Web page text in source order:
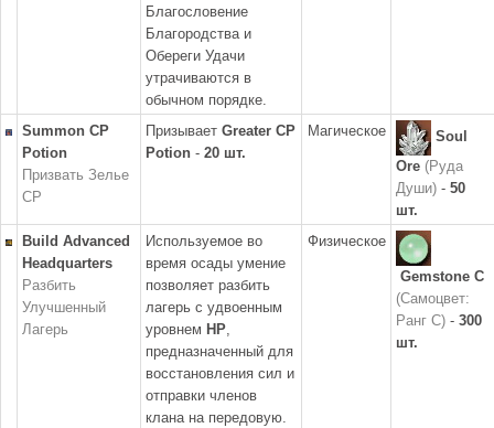
Благословение
Благородства и
Обереги Удачи
утрачиваются в
обычном порядке.
Summon CP
Potion
Призвать Зелье
CP
Призывает Greater CP
Potion - 20 шт.
Магическое
Soul
Ore (Руда
Души) - 50
шт.
Build Advanced
Headquarters
Разбить
Улучшенный
Лагерь
Используемое во
время осады умение
позволяет разбить
лагерь с удвоенным
уровнем HP,
предназначенный для
восстановления сил и
отправки членов
клана на передовую.
Физическое
Gemstone C
(Самоцвет:
Ранг C) - 300
шт.